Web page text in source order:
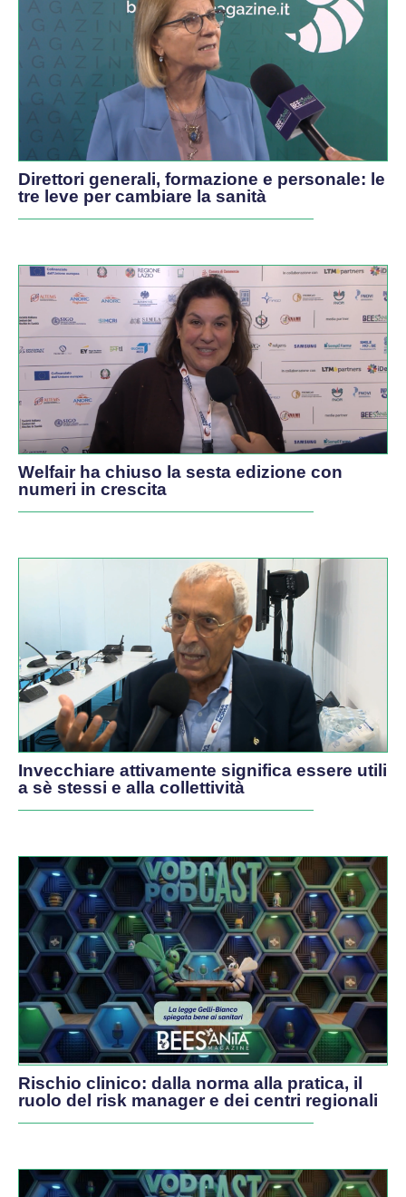
Direttori generali, formazione e personale: le
tre leve per cambiare la sanità
Welfair ha chiuso la sesta edizione con
numeri in crescita
Invecchiare attivamente significa essere utili
a sè stessi e alla collettività
PODCAST
Rischio clinico: dalla norma alla pratica, il
ruolo del risk manager e dei centri regionali